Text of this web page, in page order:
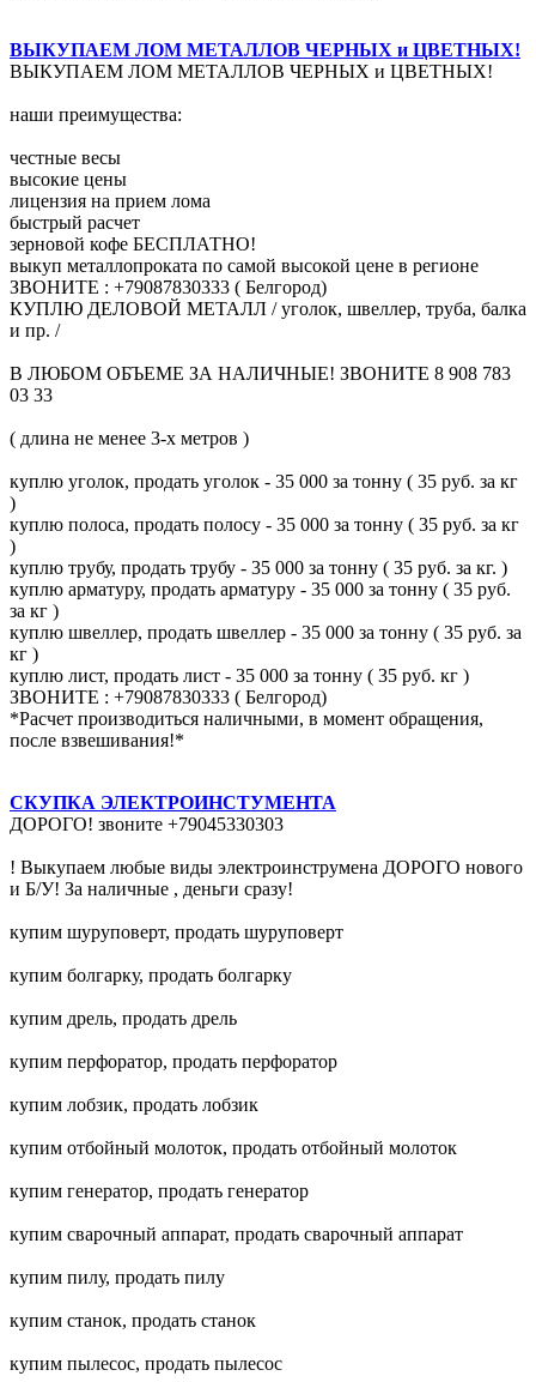
ВЫКУПАЕМ ЛОМ МЕТАЛЛОВ ЧЕРНЫХ и ЦВЕТНЫХ!
ВЫКУПАЕМ ЛОМ МЕТАЛЛОВ ЧЕРНЫХ и ЦВЕТНЫХ!
наши преимущества:
честные весы
высокие цены
лицензия на прием лома
быстрый расчет
зерновой кофе БЕСПЛАТНО!
выкуп металлопроката по самой высокой цене в регионе
ЗВОНИТЕ : +79087830333 ( Белгород)
КУПЛЮ ДЕЛОВОЙ МЕТАЛЛ / уголок, швеллер, труба, балка
и пр. /
В ЛЮБОМ ОБЪЕМЕ ЗА НАЛИЧНЫЕ! ЗВОНИТЕ 8 908 783
03 33
( длина не менее 3-х метров )
куплю уголок, продать уголок - 35 000 за тонну ( 35 руб. за кг
)
куплю полоса, продать полосу - 35 000 за тонну ( 35 руб. за кг
)
куплю трубу, продать трубу - 35 000 за тонну ( 35 руб. за кг. )
куплю арматуру, продать арматуру - 35 000 за тонну ( 35 руб.
за кг )
куплю швеллер, продать швеллер - 35 000 за тонну ( 35 руб. за
кг )
куплю лист, продать лист - 35 000 за тонну ( 35 руб. кг )
ЗВОНИТЕ : +79087830333 ( Белгород)
*Расчет производиться наличными, в момент обращения,
после взвешивания!*
СКУПКА ЭЛЕКТРОИНСТУМЕНТА
ДОРОГО! звоните +79045330303
! Выкупаем любые виды электроинструмена ДОРОГО нового
и Б/У! За наличные , деньги сразу!
купим шуруповерт, продать шуруповерт
купим болгарку, продать болгарку
купим дрель, продать дрель
купим перфоратор, продать перфоратор
купим лобзик, продать лобзик
купим отбойный молоток, продать отбойный молоток
купим генератор, продать генератор
купим сварочный аппарат, продать сварочный аппарат
купим пилу, продать пилу
купим станок, продать станок
купим пылесос, продать пылесос